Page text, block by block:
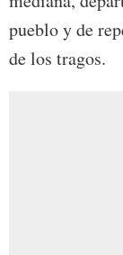
pueblo y de
de los tragos.